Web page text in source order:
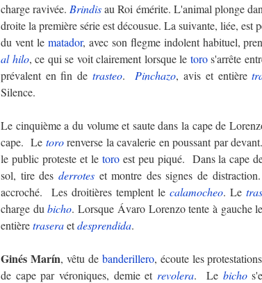
charge ravivée. Brindisau Roi émérite. L'animal plonge
droite la première série est décousue. La suivante, liée, est
du vent le matador, avec son flegme indolent habituel,
al hilo, ce qui se voit clairement lorsque le toros'arrête
prévalent en fin de trasteo. Pinchazo, avis et entière
Silence.
Le cinquième a du volume et saute dans la cape de
cape. Le tororenverse la cavalerie en poussant par
le public proteste et le toroest peu piqué. Dans la cape
sol, tire des derroteset montre des signes de
accroché. Les droitières templent le calamocheo. Le
charge dubicho. Lorsque Ávaro Lorenzo tente à gauche le
entièretraseraetdesprendida.
Ginés Marín, vêtu de banderillero, écoute les
de cape par véroniques, demie et revolera. Le bicho